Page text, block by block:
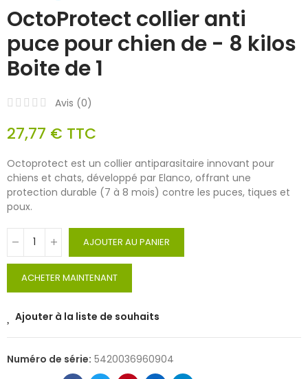
OctoProtect collier anti
puce pour chien de - 8 kilos
Boite de 1
Avis (0)
27,77 € TTC
Octoprotect est un collier antiparasitaire innovant pour
chiens et chats, développé par Elanco, offrant une
protection durable (7 à 8 mois) contre les puces, tiques et
poux.
AJOUTER AU PANIER
ACHETER MAINTENANT
Ajouter à la liste de souhaits
Numéro de série: 5420036960904